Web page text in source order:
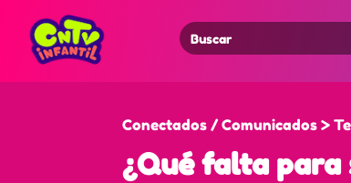
Search
for:
Conectados / Comunicados >
¿Qué falta para